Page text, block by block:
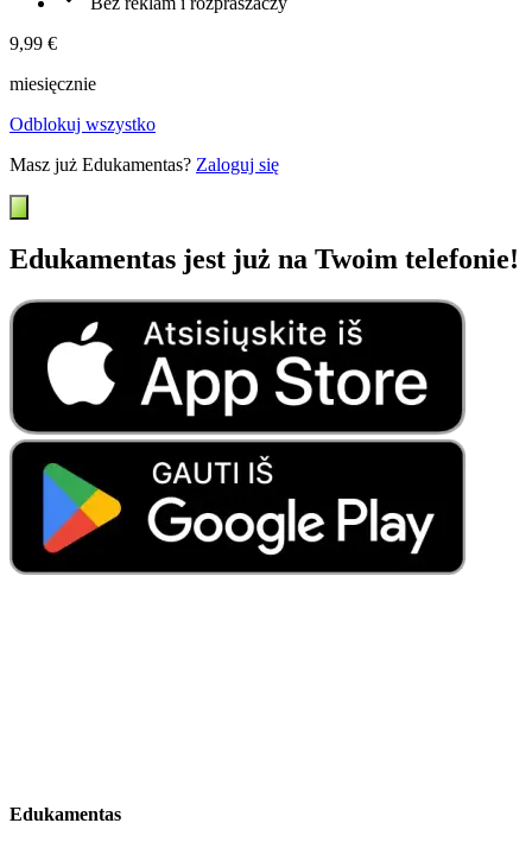
9,99 €
miesięcznie
Odblokuj wszystko
Masz już Edukamentas? Zaloguj się
Edukamentas jest już na Twoim telefonie!
Edukamentas